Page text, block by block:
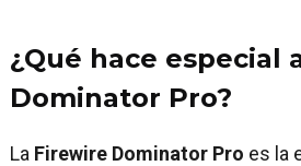
¿Qué hace especial
Dominator Pro?
La Firewire Dominator Pro es la